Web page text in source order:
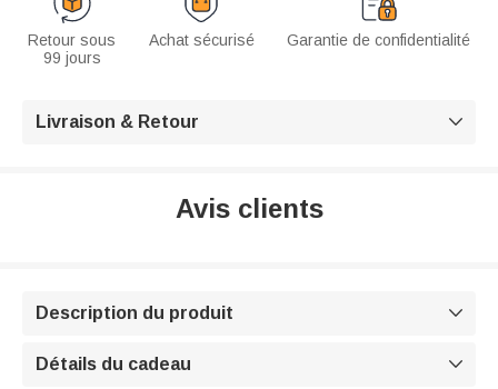
Retour sous
99 jours
Achat sécurisé Garantie de confidentialité
Livraison & Retour 
Avis clients
Description du produit 
Détails du cadeau 